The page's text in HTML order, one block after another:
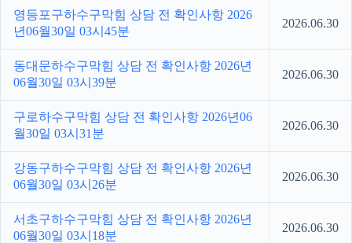
영등포구하수구막힘 상담 전 확인사항 2026
년06월30일 03시45분
2026.06.30
동대문하수구막힘 상담 전 확인사항 2026년
06월30일 03시39분
2026.06.30
구로하수구막힘 상담 전 확인사항 2026년06
월30일 03시31분
2026.06.30
강동구하수구막힘 상담 전 확인사항 2026년
06월30일 03시26분
2026.06.30
서초구하수구막힘 상담 전 확인사항 2026년
06월30일 03시18분
2026.06.30